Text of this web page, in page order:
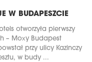
W BUDAPESZCIE
otworzyła pierwszy
– Moxy Budapest
przy ulicy Kazinczy
w budy ...